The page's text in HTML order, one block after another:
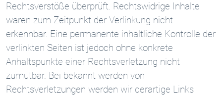
Rechtsverstöße überprüft. Rechtswidrige Inhalte
waren zum Zeitpunkt der Verlinkung nicht
erkennbar. Eine permanente inhaltliche Kontrolle der
verlinkten Seiten ist jedoch ohne konkrete
Anhaltspunkte einer Rechtsverletzung nicht
zumutbar. Bei bekannt werden von
Rechtsverletzungen werden wir derartige Links